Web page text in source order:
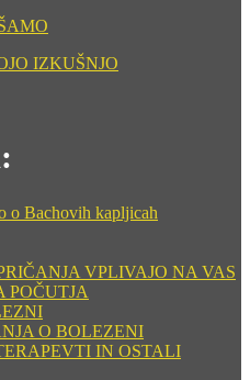
IZKUŠNJO
Bachovih kapljicah
VPLIVAJO NA VAS
POČUTJA
O BOLEZENI
IN OSTALI